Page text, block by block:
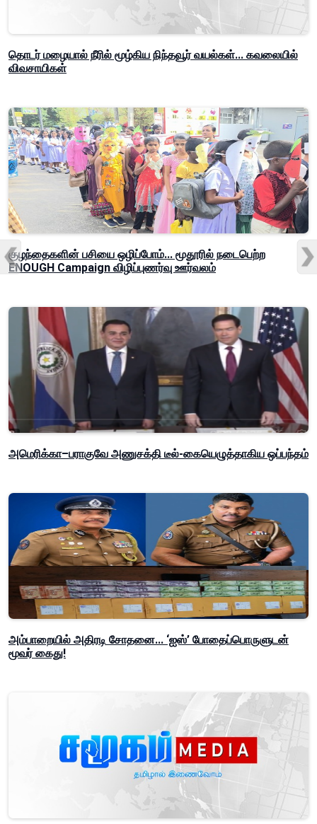
தொடர் மழையால் நீரில் மூழ்கிய நிந்தவூர் வயல்கள்... கவலையில்
விவசாயிகள்
குழந்தைகளின் பசியை ஒழிப்போம்... மூதூரில் நடைபெற்ற
ENOUGH Campaign விழிப்புணர்வு ஊர்வலம்
அமெரிக்கா–பராகுவே அணுசக்தி டீல்-கையெழுத்தாகிய ஒப்பந்தம்
அம்பாறையில் அதிரடி சோதனை... ‘ஐஸ்’ போதைப்பொருளுடன்
மூவர் கைது!